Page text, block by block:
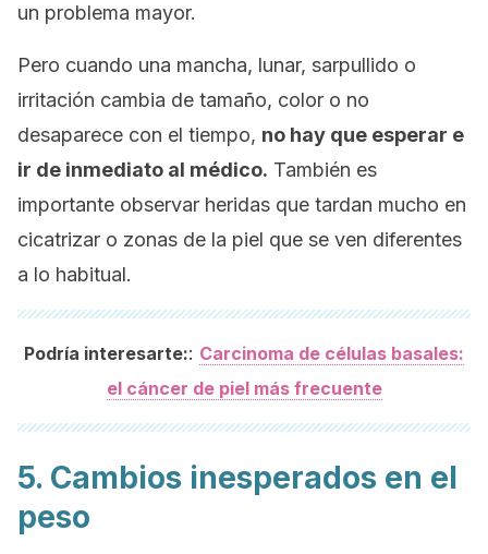
un problema mayor.
Pero cuando una mancha, lunar, sarpullido o
irritación cambia de tamaño, color o no
desaparece con el tiempo, no hay que esperar e
ir de inmediato al médico. También es
importante observar heridas que tardan mucho en
cicatrizar o zonas de la piel que se ven diferentes
a lo habitual.
Podría interesarte:: Carcinoma de células basales:
el cáncer de piel más frecuente
5. Cambios inesperados en el
peso